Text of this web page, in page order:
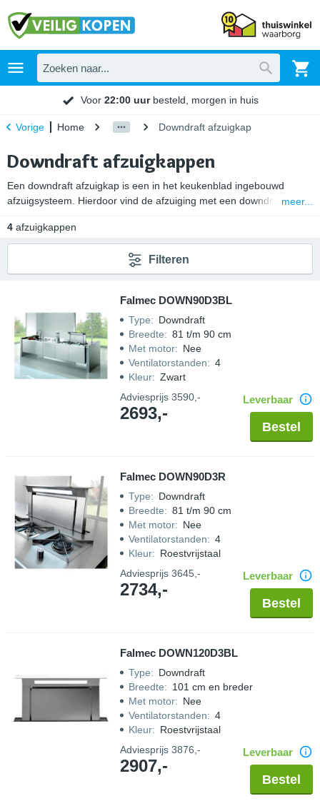
Voor 22:00 uurbesteld, morgen in huis
Vorige Home Downdraft afzuigkap
Downdraft afzuigkappen
Een downdraft afzuigkap is een in het keukenblad ingebouwd
afzuigsysteem. Hierdoor vind de afzuiging met een downdraft direct
van kookdampen, geurtjes en vet. Ook bij downdrafts heb je keuze
uit een luchtafvoer of recirculatie systeem. Hierdoor zijn downdraft
afzuigkappen zeer geschikt voor een kookeiland. lucht.
meer...
4 afzuigkappen
Filteren
Falmec DOWN90D3BL
Type: Downdraft
Breedte: 81 t/m 90 cm
Met motor: Nee
Ventilatorstanden: 4
Kleur: Zwart
Adviesprijs 3590,-
2693,-
Leverbaar
Bestel
Falmec DOWN90D3R
Type: Downdraft
Breedte: 81 t/m 90 cm
Met motor: Nee
Ventilatorstanden: 4
Kleur: Roestvrijstaal
Adviesprijs 3645,-
2734,-
Leverbaar
Bestel
Falmec DOWN120D3BL
Type: Downdraft
Breedte: 101 cm en breder
Met motor: Nee
Ventilatorstanden: 4
Kleur: Roestvrijstaal
Adviesprijs 3876,-
2907,-
Leverbaar
Bestel